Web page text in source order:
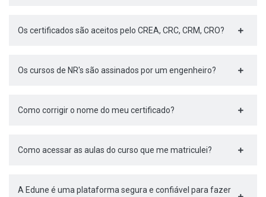
Os certificados são aceitos pelo CREA, CRC, CRM, CRO?
Os cursos de NR's são assinados por um engenheiro?
Como corrigir o nome do meu certificado?
Como acessar as aulas do curso que me matriculei?
A Edune é uma plataforma segura e confiável para fazer